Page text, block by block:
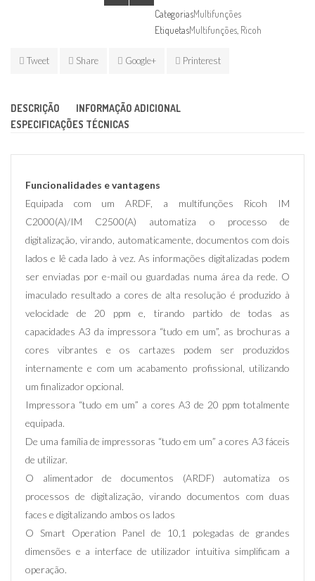
simplifica a operação. Para poupar tempo, acende quando uma pessoa se
aproxima, permitindo aos utilizadores pré-selecionarem aplicações e
Current Technology™ da Ricoh, é fácil de fazer o download de novas
CategoriasMultifunções
EtiquetasMultifunções Ricoh
Tweet Share Google+ Printerest
DESCRIÇÃO
INFORMAÇÃO ADICIONAL
ESPECIFICAÇÕES TÉCNICAS
Funcionalidades e vantagens
Equipada com um ARDF, a multifunções Ricoh IM
C2000(A)/IM C2500(A) automatiza o processo de
digitalização, virando, automaticamente, documentos com dois
lados e lê cada lado à vez. As informações digitalizadas podem
ser enviadas por e-mail ou guardadas numa área da rede. O
imaculado resultado a cores de alta resolução é produzido à
velocidade de 20 ppm e, tirando partido de todas as
capacidades A3 da impressora “tudo em um”, as brochuras a
cores vibrantes e os cartazes podem ser produzidos
internamente e com um acabamento profissional, utilizando
um finalizador opcional.
Impressora “tudo em um” a cores A3 de 20 ppm totalmente
equipada.
De uma família de impressoras “tudo em um” a cores A3 fáceis
de utilizar.
O alimentador de documentos (ARDF) automatiza os
processos de digitalização, virando documentos com duas
faces e digitalizando ambos os lados
O Smart Operation Panel de 10,1 polegadas de grandes
dimensões e a interface de utilizador intuitiva simplificam a
operação.